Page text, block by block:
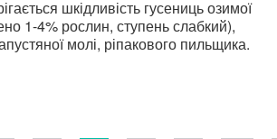
шкідливість гусениць озимої
1-4% рослин, ступень слабкий),
молі, ріпакового пильщика.